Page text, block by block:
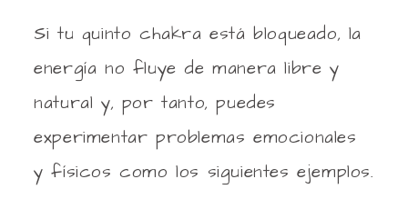
Si tu quinto chakra está bloqueado, la
energía no fluye de manera libre y
natural y, por tanto, puedes
experimentar problemas emocionales
y físicos como los siguientes ejemplos.